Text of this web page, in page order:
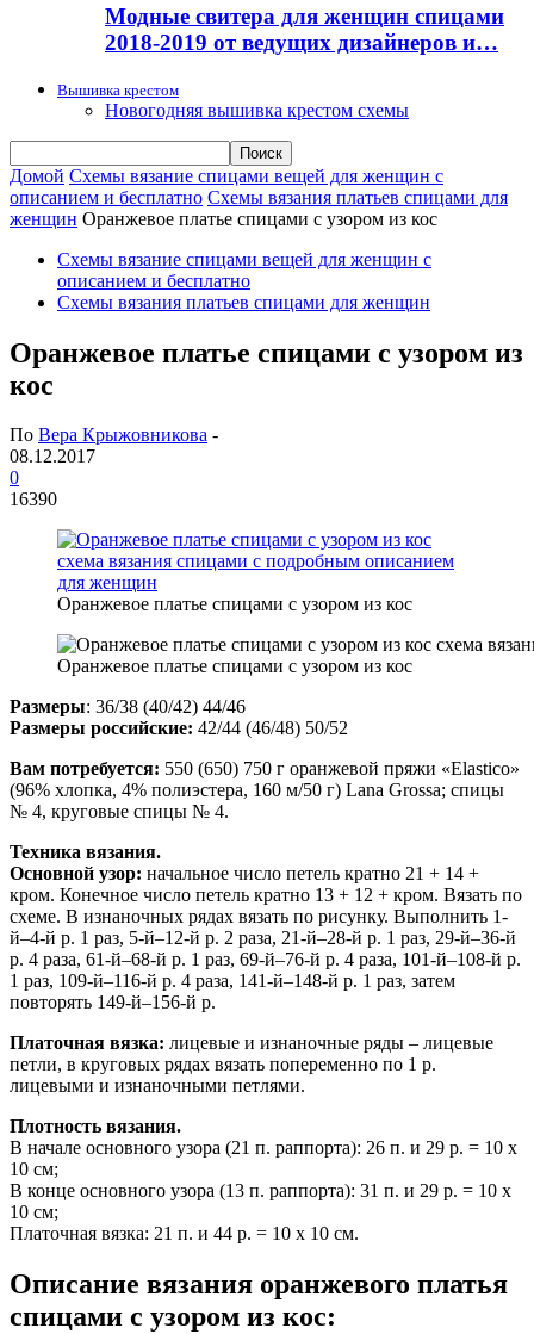
Модные свитера для женщин спицами
2018-2019 от ведущих дизайнеров и…
Вышивка крестом
Новогодняя вышивка крестом схемы
Домой Схемы вязание спицами вещей для женщин с
описанием и бесплатно Схемы вязания платьев спицами для
женщин Оранжевое платье спицами с узором из кос
Схемы вязание спицами вещей для женщин с
описанием и бесплатно
Схемы вязания платьев спицами для женщин
Оранжевое платье спицами с узором из
кос
По Вера Крыжовникова -
08.12.2017
0
16390
Оранжевое платье спицами с узором из кос
Оранжевое платье спицами с узором из кос
Размеры: 36/38 (40/42) 44/46
Размеры российские: 42/44 (46/48) 50/52
Вам потребуется: 550 (650) 750 г оранжевой пряжи «Elаstiсо»
(96% хлопка, 4% полиэстера, 160 м/50 г) Lаnа Grоssа; спицы
№ 4, круговые спицы № 4.
Техника вязания.
Основной узор: начальное число петель кратно 21 + 14 +
кром. Конечное число петель кратно 13 + 12 + кром. Вязать по
схеме. В изнаночных рядах вязать по рисунку. Выполнить 1-
й–4-й р. 1 раз, 5-й–12-й р. 2 раза, 21-й–28-й р. 1 раз, 29-й–36-й
р. 4 раза, 61-й–68-й р. 1 раз, 69-й–76-й р. 4 раза, 101-й–108-й р.
1 раз, 109-й–116-й р. 4 раза, 141-й–148-й р. 1 раз, затем
повторять 149-й–156-й р.
Платочная вязка: лицевые и изнаночные ряды – лицевые
петли, в круговых рядах вязать попеременно по 1 р.
лицевыми и изнаночными петлями.
Плотность вязания.
В начале основного узора (21 п. раппорта): 26 п. и 29 р. = 10 х
10 см;
В конце основного узора (13 п. раппорта): 31 п. и 29 р. = 10 х
10 см;
Платочная вязка: 21 п. и 44 р. = 10 х 10 см.
Описание вязания оранжевого платья
спицами с узором из кос: